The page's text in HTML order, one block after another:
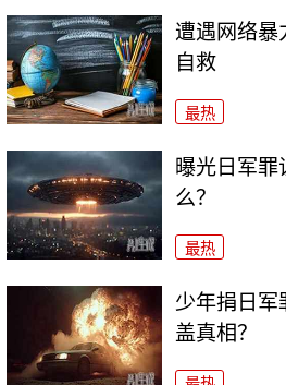
遭遇网络暴
自救
最热
曝光日军罪
么？
最热
少年捐日军
盖真相？